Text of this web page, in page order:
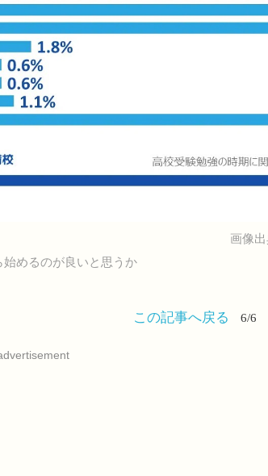
画像
めるのが良いと思うか
この記事へ戻る 6/6